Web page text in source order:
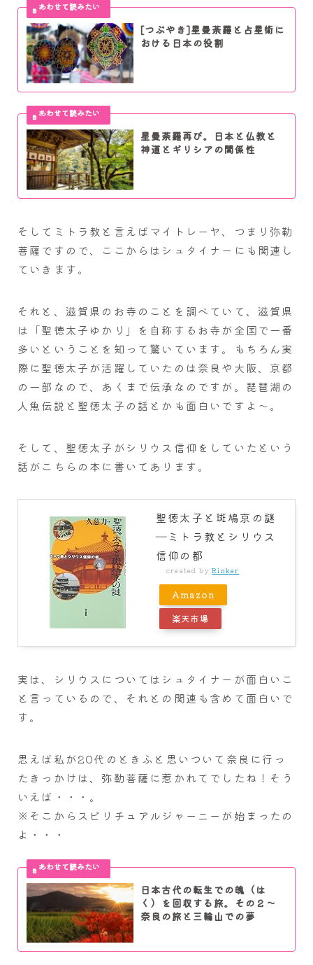
[つぶやき]星曼荼羅と占星術に
おける日本の役割
星曼荼羅再び。日本と仏教と
神道とギリシアの関係性
そしてミトラ教と言えばマイトレーヤ、つまり弥勒
菩薩ですので、ここからはシュタイナーにも関連し
ていきます。
それと、滋賀県のお寺のことを調べていて、滋賀県
は「聖徳太子ゆかり」を自称するお寺が全国で一番
多いということを知って驚いています。もちろん実
際に聖徳太子が活躍していたのは奈良や大阪、京都
の一部なので、あくまで伝承なのですが。琵琶湖の
人魚伝説と聖徳太子の話とかも面白いですよ～。
そして、聖徳太子がシリウス信仰をしていたという
話がこちらの本に書いてあります。
聖徳太子と斑鳩京の謎
―ミトラ教とシリウス
信仰の都
created byRinker
Amazon
楽天市場
実は、シリウスについてはシュタイナーが面白いこ
と言っているので、それとの関連も含めて面白いで
す。
思えば私が20代のときふと思いついて奈良に行っ
たきっかけは、弥勒菩薩に惹かれてでしたね！そう
いえば・・・。
※そこからスピリチュアルジャーニーが始まったの
よ・・・
日本古代の転生での魄（は
く）を回収する旅。その２～
奈良の旅と三輪山での夢